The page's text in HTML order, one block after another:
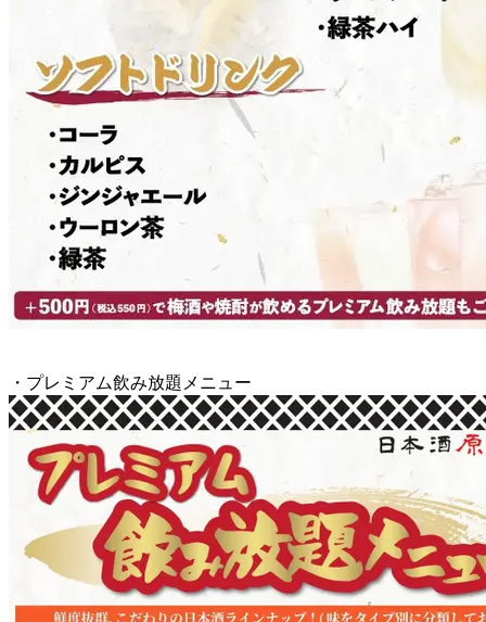
・プレミアム飲み放題メニュー